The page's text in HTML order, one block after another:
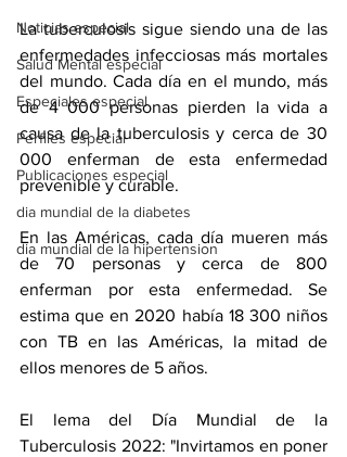
Noticias especial
Salud Mental especial
Especiales especial
Perfiles especial
Publicaciones especial
dia mundial de la diabetes
dia mundial de la hipertension
La tuberculosis sigue siendo una de las
enfermedades infecciosas más mortales
del mundo. Cada día en el mundo, más
de 4 000 personas pierden la vida a
causa de la tuberculosis y cerca de 30
000 enferman de esta enfermedad
prevenible y curable.
En las Américas, cada día mueren más
de 70 personas y cerca de 800
enferman por esta enfermedad. Se
estima que en 2020 había 18 300 niños
con TB en las Américas, la mitad de
ellos menores de 5 años.
El lema del Día Mundial de la
Tuberculosis 2022: "Invirtamos en poner